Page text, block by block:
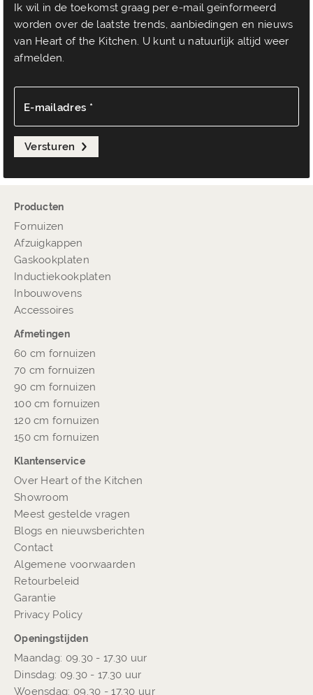
Ik wil in de toekomst graag per e-mail geïnformeerd
worden over de laatste trends, aanbiedingen en nieuws
van Heart of the Kitchen. U kunt u natuurlijk altijd weer
afmelden.
E-mailadres *
Versturen
Producten
Fornuizen
Afzuigkappen
Gaskookplaten
Inductiekookplaten
Inbouwovens
Accessoires
Afmetingen
60 cm fornuizen
70 cm fornuizen
90 cm fornuizen
100 cm fornuizen
120 cm fornuizen
150 cm fornuizen
Klantenservice
Over Heart of the Kitchen
Showroom
Meest gestelde vragen
Blogs en nieuwsberichten
Contact
Algemene voorwaarden
Retourbeleid
Garantie
Privacy Policy
Openingstijden
Maandag: 09.30 - 17.30 uur
Dinsdag: 09.30 - 17.30 uur
Woensdag: 09.30 - 17.30 uur